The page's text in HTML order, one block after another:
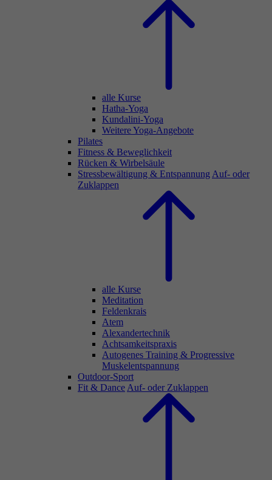
alle Kurse
Hatha-Yoga
Kundalini-Yoga
Weitere Yoga-Angebote
Pilates
Fitness & Beweglichkeit
Rücken & Wirbelsäule
Stressbewältigung & Entspannung Auf- oder
Zuklappen
alle Kurse
Meditation
Feldenkrais
Atem
Alexandertechnik
Achtsamkeitspraxis
Autogenes Training & Progressive
Muskelentspannung
Outdoor-Sport
Fit & Dance Auf- oder Zuklappen